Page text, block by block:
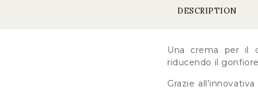
DESCRIPTION
Una crema per il
riducendo il
Grazie